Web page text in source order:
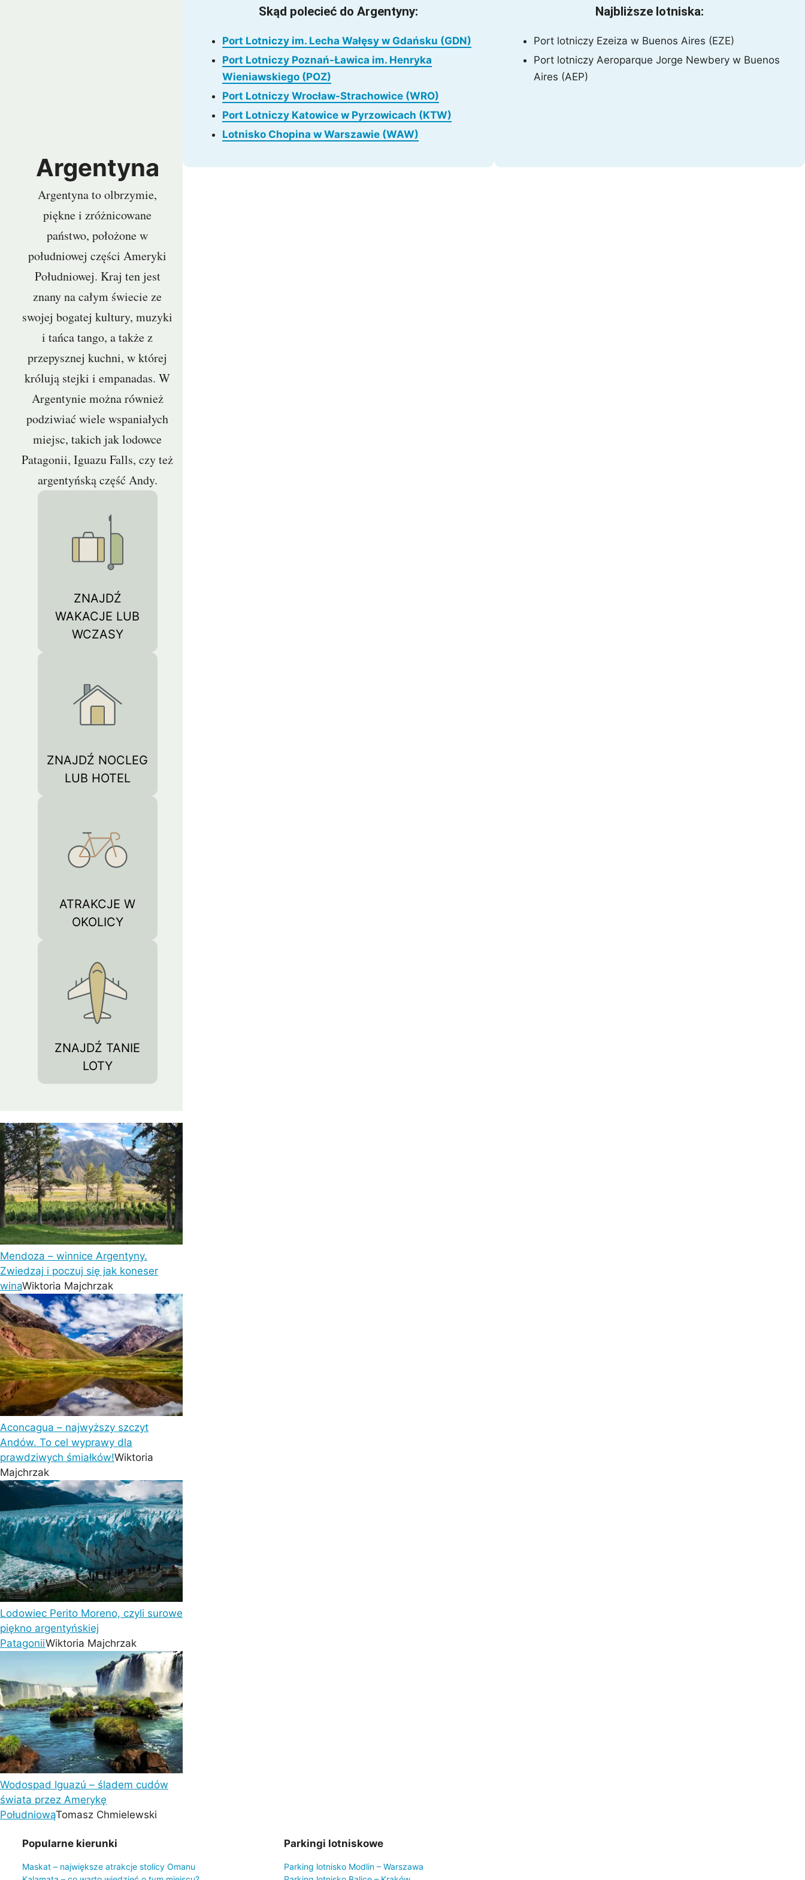
Koh Samui Arrecife Larnaka Agadir Como Koh Lipe Ayutthaya
Argentyna
Argentyna to olbrzymie,
piękne i zróżnicowane
państwo, położone w
południowej części Ameryki
Południowej. Kraj ten jest
znany na całym świecie ze
swojej bogatej kultury, muzyki
i tańca tango, a także z
przepysznej kuchni, w której
królują stejki i empanadas. W
Argentynie można również
podziwiać wiele wspaniałych
miejsc, takich jak lodowce
Patagonii, Iguazu Falls, czy też
argentyńską część Andy.
ZNAJDŹ
WAKACJE LUB
WCZASY
ZNAJDŹ NOCLEG
LUB HOTEL
ATRAKCJE W
OKOLICY
ZNAJDŹ TANIE
LOTY
Mendoza – winnice Argentyny.
Zwiedzaj i poczuj się jak koneser
winaWiktoria Majchrzak
Aconcagua – najwyższy szczyt
Andów. To cel wyprawy dla
prawdziwych śmiałków!Wiktoria
Majchrzak
Lodowiec Perito Moreno, czyli surowe
piękno argentyńskiej
PatagoniiWiktoria Majchrzak
Wodospad Iguazú – śladem cudów
świata przez Amerykę
PołudniowąTomasz Chmielewski
Skąd polecieć do Argentyny:
Port Lotniczy im. Lecha Wałęsy w Gdańsku (GDN)
Port Lotniczy Poznań-Ławica im. Henryka
Wieniawskiego (POZ)
Port Lotniczy Wrocław-Strachowice (WRO)
Port Lotniczy Katowice w Pyrzowicach (KTW)
Lotnisko Chopina w Warszawie (WAW)
Najbliższe lotniska:
Port lotniczy Ezeiza w Buenos Aires (EZE)
Port lotniczy Aeroparque Jorge Newbery w Buenos
Aires (AEP)
Popularne kierunki
Maskat – największe atrakcje stolicy Omanu
Parkingi lotniskowe
Parking lotnisko Modlin – Warszawa